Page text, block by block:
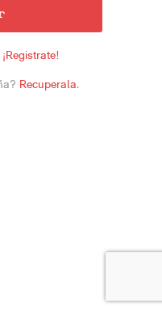
¡Registrate!
Recuperala.